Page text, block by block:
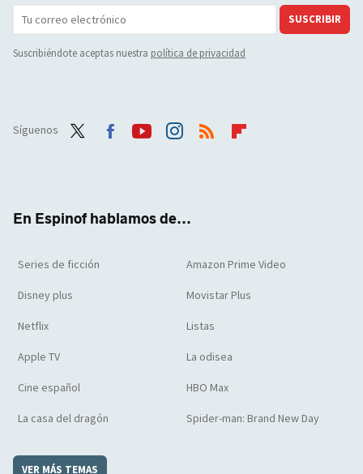
SUSCRIBIR
Suscribiéndote aceptas nuestra política de privacidad
Síguenos
En Espinof hablamos de...
Series de ficción Amazon Prime Video
Disney plus Movistar Plus
Netflix Listas
Apple TV La odisea
Cine español HBO Max
La casa del dragón Spider-man: Brand New Day
VER MÁS TEMAS